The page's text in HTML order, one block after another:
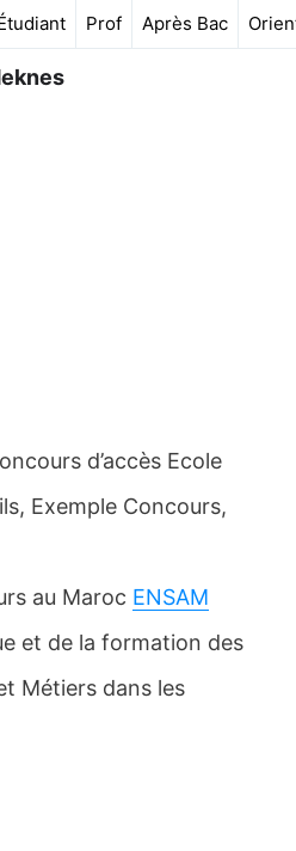
Prof Après Bac
d’accès Ecole
Exemple Concours,
au Maroc ENSAM
et de la formation des
Métiers dans les